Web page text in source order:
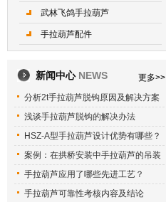
武林飞鸽手拉葫芦
手拉葫芦配件
新闻中心 NEWS
更多>>
分析2t手拉葫芦脱钩原因及解决方案
浅谈手拉葫芦脱钩的解决办法
HSZ-A型手拉葫芦设计优势有哪些？
案例：在拱桥安装中手拉葫芦的吊装
手拉葫芦应用了哪些先进工艺？
手拉葫芦可靠性考核内容及结论